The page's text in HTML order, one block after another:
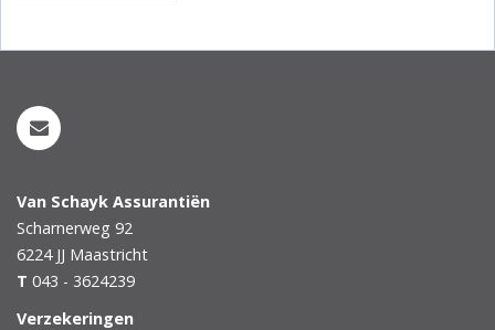
Van Schayk Assurantiën
Scharnerweg 92
6224 JJ Maastricht
T 043 - 3624239
Verzekeringen